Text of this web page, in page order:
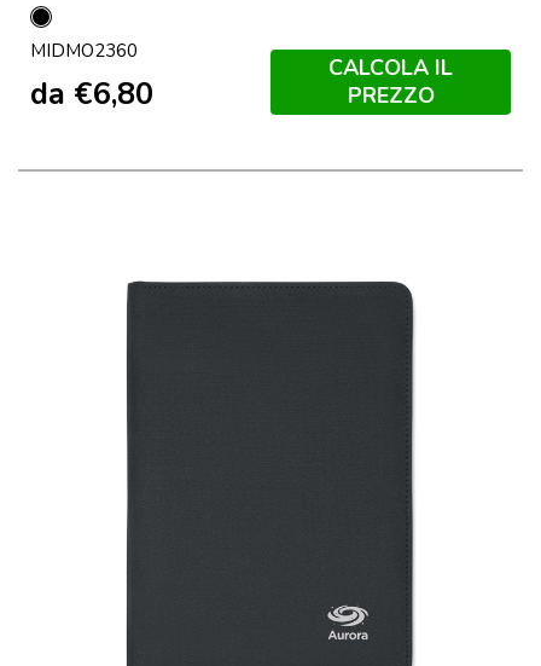
Nero
MIDMO2360
da €6,80
CALCOLA IL
PREZZO